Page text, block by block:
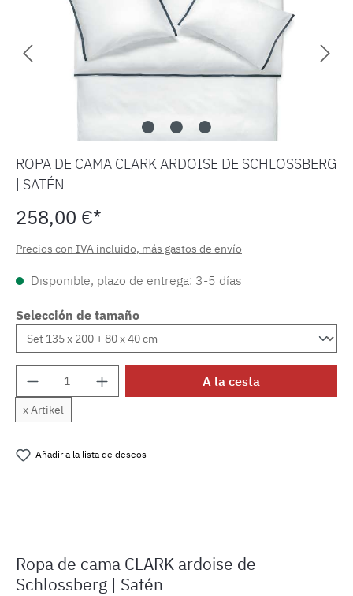
ROPA DE CAMA CLARK ARDOISE DE SCHLOSSBERG
| SATÉN
258,00 €*
Precios con IVA incluido, más gastos de envío
Disponible, plazo de entrega: 3-5 días
Selección de tamaño
Cantidad del producto: introduce la
x Artikel
A la cesta
Añadir a la lista de deseos
Ropa de cama CLARK ardoise de
Schlossberg | Satén